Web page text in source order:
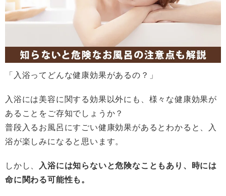
「入浴ってどんな健康効果があるの？」
入浴には美容に関する効果以外にも、様々な健康効果が
あることをご存知でしょうか？
普段入るお風呂にすごい健康効果があるとわかると、入
浴が楽しみになると思います。
しかし、
入浴には知らないと危険なこともあり、時には
命に関わる可能性も。